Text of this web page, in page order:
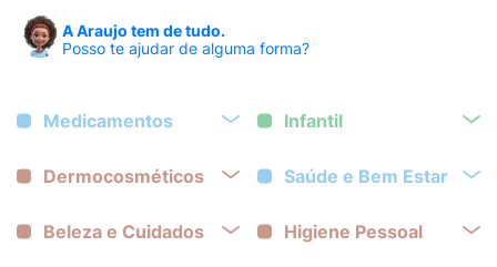
A Araujo tem de tudo.
Posso te ajudar de alguma forma?
Medicamentos Infantil
Dermocosméticos Saúde e Bem Estar
Beleza e Cuidados Higiene Pessoal